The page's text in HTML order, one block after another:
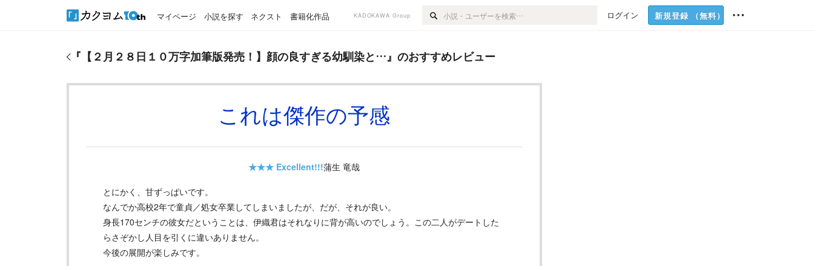
マイページ 小説を探す ネクスト 書籍化作品 KADOKAWA Group ログイン 新規登録 （無料）
『 【２月２８日１０万字加筆版発売！】顔の良すぎる幼馴染と…』のおすすめレビュー
これは傑作の予感
★★★ Excellent!!!蒲生 竜哉
とにかく、甘ずっぱいです。
なんでか高校2年で童貞／処女卒業してしまいましたが、だが、それが良い。
身長170センチの彼女だということは、伊織君はそれなりに背が高いのでしょう。この二人がデートした
らさぞかし人目を引くに違いありません。
今後の展開が楽しみです。